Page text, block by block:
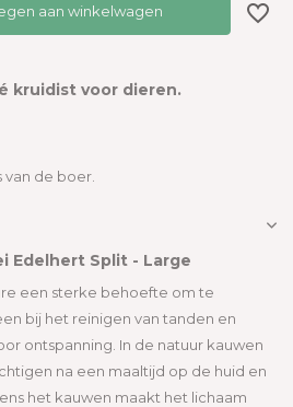
aan winkelwagen
kruidist voor dieren.
de boer.
Edelhert Split - Large
een sterke behoefte om te
bij het reinigen van tanden en
ontspanning. In de natuur kauwen
na een maaltijd op de huid en
het kauwen maakt het lichaam